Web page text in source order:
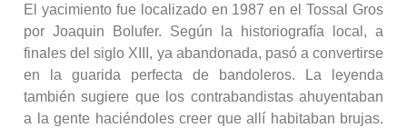
El yacimiento fue localizado en 1987 en el Tossal Gros
por Joaquin Bolufer. Según la historiografía local, a
finales del siglo XIII, ya abandonada, pasó a convertirse
en la guarida perfecta de bandoleros. La leyenda
también sugiere que los contrabandistas ahuyentaban
a la gente haciéndoles creer que allí habitaban brujas.